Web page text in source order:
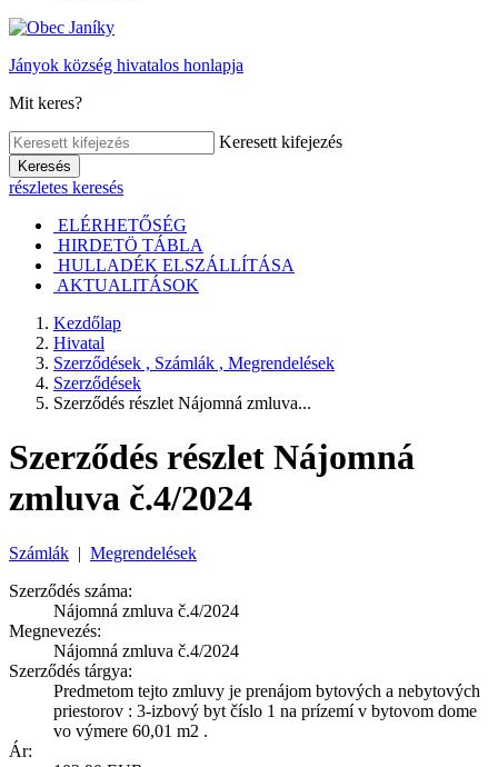
Jányok község hivatalos honlapja
Mit keres?
Keresett kifejezés
Keresés
részletes keresés
ELÉRHETŐSÉG
HIRDETÖ TÁBLA
HULLADÉK ELSZÁLLÍTÁSA
AKTUALITÁSOK
Kezdőlap
Hivatal
Szerződések , Számlák , Megrendelések
Szerződések
Szerződés részlet Nájomná zmluva...
Szerződés részlet Nájomná
zmluva č.4/2024
Számlák | Megrendelések
Szerződés száma:
Nájomná zmluva č.4/2024
Megnevezés:
Nájomná zmluva č.4/2024
Szerződés tárgya:
Predmetom tejto zmluvy je prenájom bytových a nebytových
priestorov : 3-izbový byt číslo 1 na prízemí v bytovom dome
vo výmere 60,01 m2 .
Ár: